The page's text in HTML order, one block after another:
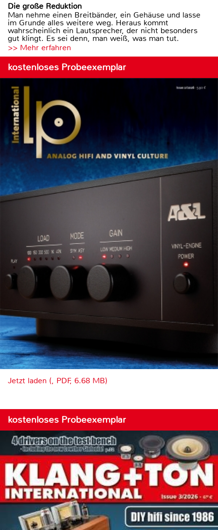
Die große Reduktion
Man nehme einen Breitbänder, ein Gehäuse und lasse
im Grunde alles weitere weg. Heraus kommt
wahrscheinlich ein Lautsprecher, der nicht besonders
gut klingt. Es sei denn, man weiß, was man tut.
>> Mehr erfahren
kostenloses Probeexemplar
Jetzt laden (, PDF, 6.68 MB)
kostenloses Probeexemplar